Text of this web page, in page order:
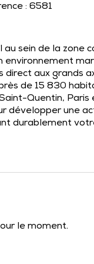
: 6581
sein de la zone
environnement
aux grands
de 15 830
Quentin, Paris
développer une
durablement
le moment.